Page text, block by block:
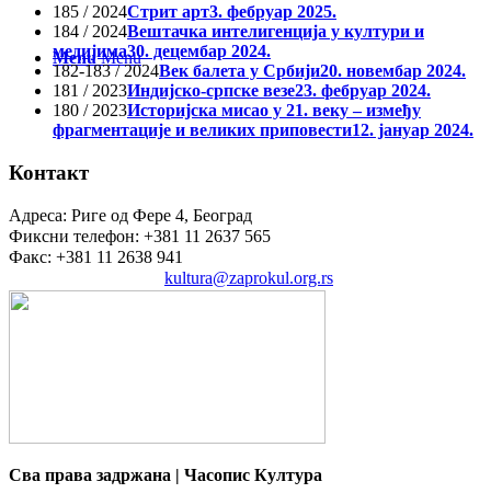
Menu Menu
185 / 2024Стрит арт3. фебруар 2025.
184 / 2024Вештачка интелигенција у култури и
медијима30. децембар 2024.
182-183 / 2024Век балета у Србији20. новембар 2024.
181 / 2023Индијско-српске везе23. фебруар 2024.
180 / 2023Историјска мисао у 21. веку – између
фрагментације и великих приповести12. јануар 2024.
Контакт
Адреса: Риге од Фере 4, Београд
Фиксни телефон: +381 11 2637 565
Факс: +381 11 2638 941
kultura@zaprokul.org.rs
Сва права задржана | Часопис Култура